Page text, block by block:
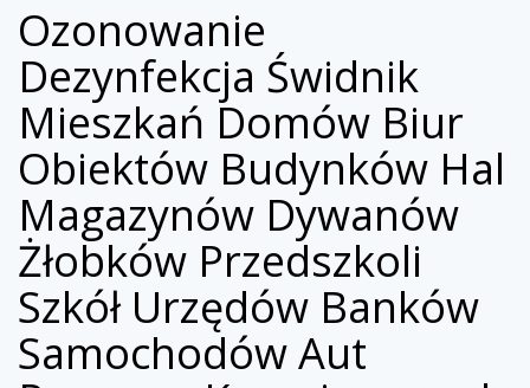
Ozonowanie
Dezynfekcja Świdnik
Mieszkań Domów Biur
Obiektów Budynków Hal
Magazynów Dywanów
Żłobków Przedszkoli
Szkół Urzędów Banków
Samochodów Aut